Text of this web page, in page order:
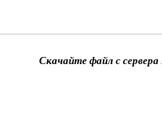
Скачайте файл с